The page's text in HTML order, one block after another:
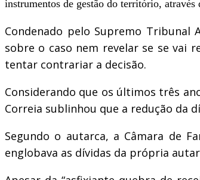
instrumentos de gestão do território,
Condenado pelo Supremo
sobre o caso nem revelar se se vai
tentar contrariar a decisão.
Considerando que os últimos três
Correia sublinhou que a redução da
Segundo o autarca, a Câmara de
englobava as dívidas da própria